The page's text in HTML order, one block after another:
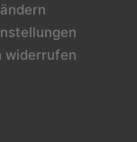
widerrufen